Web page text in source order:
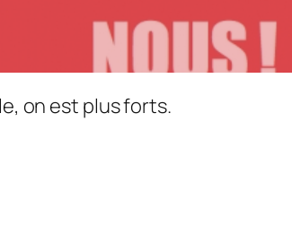
on est plus forts.